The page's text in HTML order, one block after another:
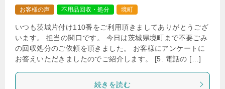
お客様の声
不用品回収・処分 境町
いつも茨城片付け110番をご利用頂きましてありがとうござ
います。 担当の関口です。 今日は茨城県境町まで不要ごみ
の回収処分のご依頼を頂きました。 お客様にアンケートに
お答えいただきましたのでご紹介します。 [5. 電話の […]
続きを読む